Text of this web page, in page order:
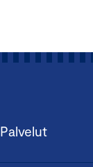
Palvelut